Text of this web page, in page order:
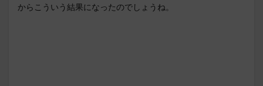
からこういう結果になったのでしょうね。